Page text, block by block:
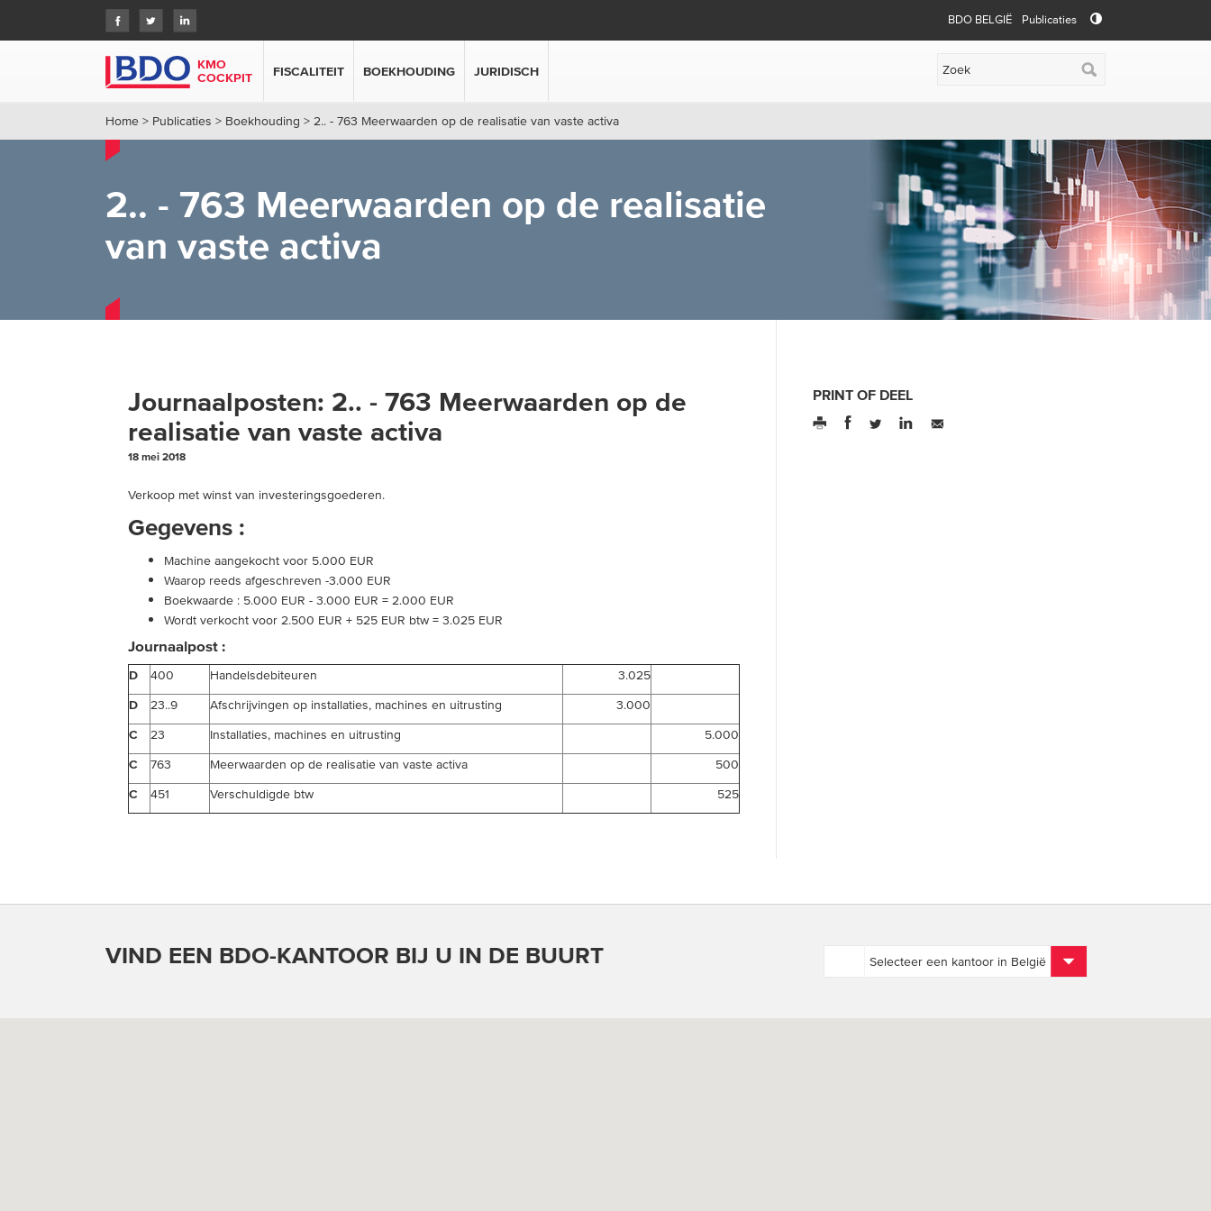
BDO BELGIË Publicaties
KMO
COCKPIT FISCALITEIT BOEKHOUDING JURIDISCH
Home > Publicaties > Boekhouding > 2.. - 763 Meerwaarden op de realisatie van vaste activa
2.. - 763 Meerwaarden op de realisatie
van vaste activa
Journaalposten: 2.. - 763 Meerwaarden op de
realisatie van vaste activa
18 mei 2018
Verkoop met winst van investeringsgoederen.
Gegevens :
Machine aangekocht voor 5.000 EUR
Waarop reeds afgeschreven -3.000 EUR
Boekwaarde : 5.000 EUR - 3.000 EUR = 2.000 EUR
Wordt verkocht voor 2.500 EUR + 525 EUR btw = 3.025 EUR
Journaalpost :
D 400 Handelsdebiteuren
3.025
D
23..9 Afschrijvingen op installaties, machines en uitrusting
3.000
C
23 Installaties, machines en uitrusting
5.000
C
763 Meerwaarden op de realisatie van vaste activa
500
C
451 Verschuldigde btw 525
PRINT OF DEEL
VIND EEN BDO-KANTOOR BIJ U IN DE BUURT